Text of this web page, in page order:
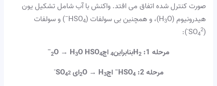
صورت کنترل شده اتفاق می افتد. واکنش با آب شامل تشکیل یون
هیدرونیوم (H 3O)، و همچنین بی سولفات (HSO 4
–) و سولفات
(SO
42-
):
مرحله 1: H
2 بنابراین4 اچ 2O → H3O HSO4
–
مرحله 2: HSO 4
– اچ 2O → H3 ای SO 42-